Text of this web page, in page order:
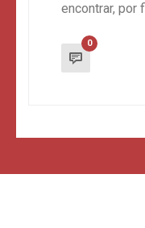
encontrar, por
0